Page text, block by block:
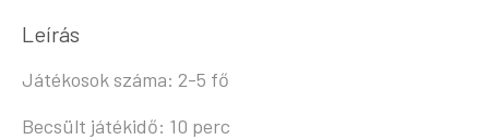
Leírás
Játékosok száma: 2-5 fő
Becsült játékidő: 10 perc